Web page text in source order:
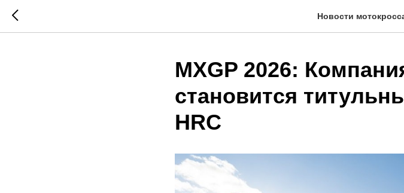
Новости
MXGP 2026:
становится
HRC